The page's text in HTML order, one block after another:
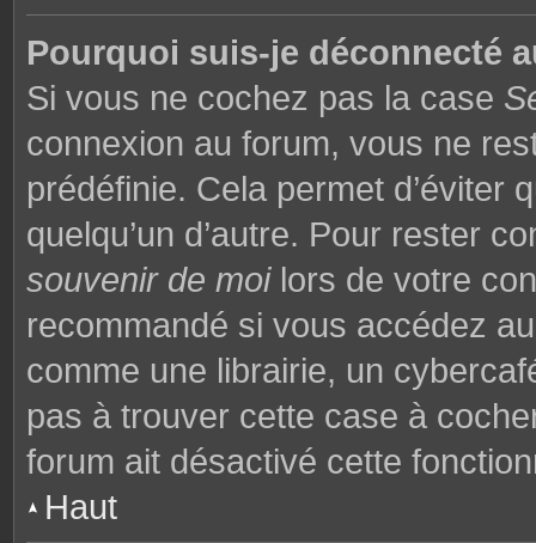
Pourquoi suis-je déconnecté
Si vous ne cochez pas la case
connexion au forum, vous ne
prédéfinie. Cela permet d’éviter
quelqu’un d’autre. Pour rester
souvenir de moilors de votre
recommandé si vous accédez
comme une librairie, un
pas à trouver cette case à
forum ait désactivé cette
Haut